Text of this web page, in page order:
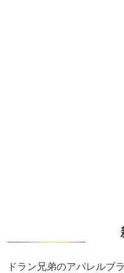
ドラン兄弟のアパレルブ